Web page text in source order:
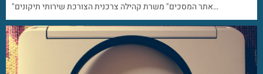
"אתר המסכים" משרת קהילה צרכנית הצורכת שירותי תיקונים…